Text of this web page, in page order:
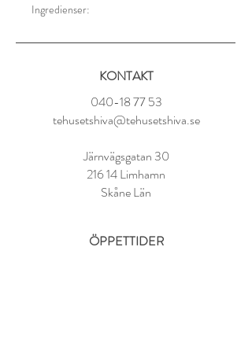
Ingredienser:
apelsinskal, naturlig bergamottolja.
Låt dra i 3-4 minuter
KONTAKT
040-18 77 53
tehusetshiva@tehusetshiva.se
Järnvägsgatan 30
216 14 Limhamn
Skåne Län
ÖPPETTIDER